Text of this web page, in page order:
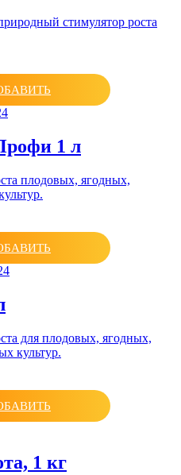
стимулятор роста
1 л
плодовых, ягодных,
для плодовых, ягодных,
культур.
1 кг